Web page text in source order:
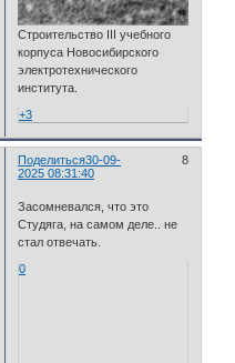
Строительство III учебного
корпуса Новосибирского
электротехнического
института.
+3
Поделиться 8
30-09-
2025 08:31:40
Засомневался, что это
Студяга, на самом деле.. не
стал отвечать.
0